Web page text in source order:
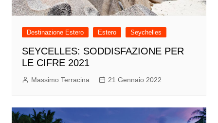
Destinazione Estero Estero Seychelles
SEYCELLES: SODDISFAZIONE PER
LE CIFRE 2021
Massimo Terracina 21 Gennaio 2022